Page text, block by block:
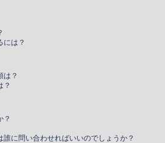
には？
は？
？
？
に問い合わせればいいのでしょうか？